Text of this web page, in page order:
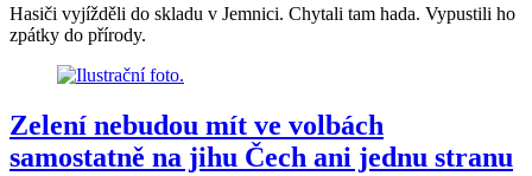
Hasiči vyjížděli do skladu v Jemnici. Chytali tam hada. Vypustili ho
zpátky do přírody.
Zelení nebudou mít ve volbách
samostatně na jihu Čech ani jednu stranu